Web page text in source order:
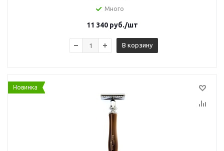
Много
11 340 руб./шт
В корзину
Новинка